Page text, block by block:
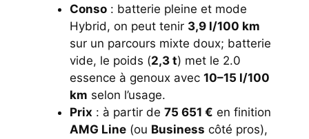
Conso : batterie pleine et mode
Hybrid, on peut tenir 3,9 l/100 km
sur un parcours mixte doux; batterie
vide, le poids (2,3 t) met le 2.0
essence à genoux avec 10–15 l/100
km selon l’usage.
Prix : à partir de 75 651 € en finition
AMG Line (ou Business côté pros),